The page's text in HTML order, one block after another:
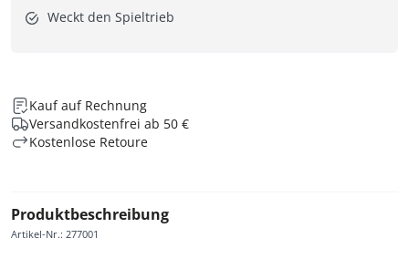
Weckt den Spieltrieb
Kauf auf Rechnung
Versandkostenfrei ab 50 €
Kostenlose Retoure
Produktbeschreibung
Artikel-Nr.: 277001